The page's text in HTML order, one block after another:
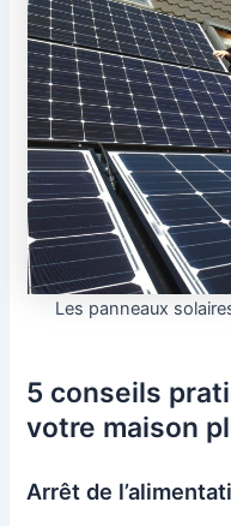
Les panneaux
5 conseils
votre maison
Arrêt de